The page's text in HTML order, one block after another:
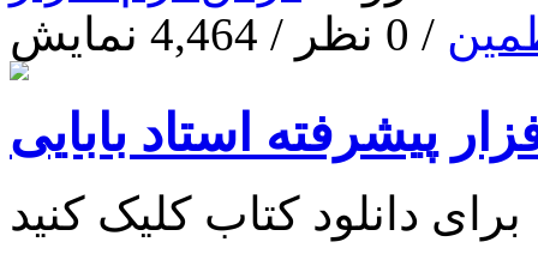
/ 0 نظر / 4,464 نمایش
پیشرفته استاد بابایی
برای دانلود کتاب کلیک کنید